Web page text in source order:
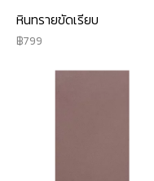
หินทรายขัดเรียบ
799